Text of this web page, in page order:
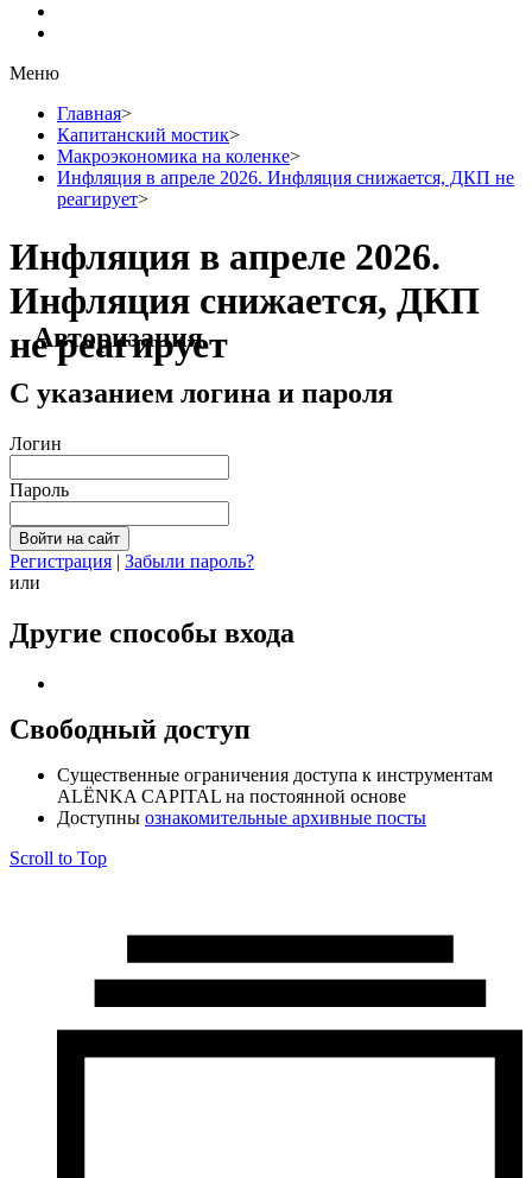
Меню
Главная>
Капитанский мостик>
Макроэкономика на коленке>
Инфляция в апреле 2026. Инфляция снижается, ДКП не
реагирует>
Инфляция в апреле 2026.
Инфляция снижается, ДКП
не реагирует
Авторизация
С указанием логина и пароля
Логин
Пароль
Регистрация | Забыли пароль?
или
Другие способы входа
Свободный доступ
Cущественные ограничения доступа к инструментам
ALЁNKA CAPITAL на постоянной основе
Доступны ознакомительные архивные посты
Scroll to Top